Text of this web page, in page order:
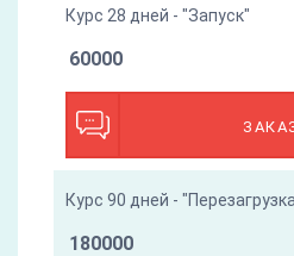
Курс 28 дней - "Запуск"
60000
Курс 90 дней -
180000